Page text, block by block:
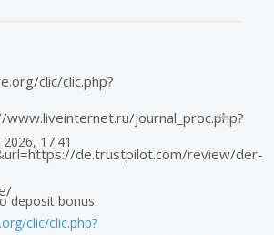
clic/clic.php?
journal_proc.php?
de.trustpilot.com/review/der-
17:41
deposit bonus
clic/clic.php?